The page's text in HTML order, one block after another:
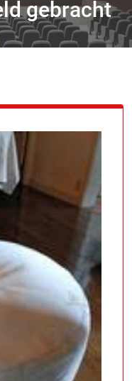
gebracht